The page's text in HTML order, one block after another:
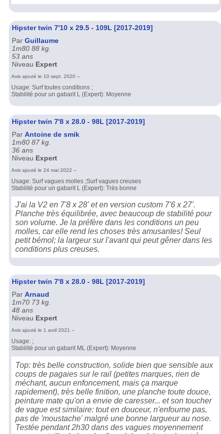
Hipster twin 7'10 x 29.5 - 109L [2017-2019]
Par Guillaume
1m80 88 kg.
53 ans
Niveau Expert
Avis ajouté le 10 sept. 2020 --
Usage: Surf toutes conditions ;
Stabilité pour un gabarit L (Expert): Moyenne
Hipster twin 7'8 x 28.0 - 98L [2017-2019]
Par Antoine de smik
1m80 87 kg.
36 ans
Niveau Expert
Avis ajouté le 24 mai 2022 --
Usage: Surf vagues molles ;Surf vagues creuses
Stabilité pour un gabarit L (Expert): Très bonne
J'ai la V2 en 7'8 x 28' et en version custom 7'6 x 27'.
Planche très équilibrée, avec beaucoup de stabilité pour
son volume. Je la préfère dans les conditions un peu
molles, car elle rend les choses très amusantes! Seul
petit bémol; la largeur sur l'avant qui peut gêner dans les
conditions plus creuses.
Hipster twin 7'8 x 28.0 - 98L [2017-2019]
Par Arnaud
1m70 73 kg.
48 ans
Niveau Expert
Avis ajouté le 1 avril 2021 --
Usage: ;
Stabilité pour un gabarit ML (Expert): Moyenne
Top: très belle construction, solide bien que sensible aux
coups de pagaies sur le rail (petites marques, rien de
méchant, aucun enfoncement, mais ça marque
rapidement), très belle finition, une planche toute douce,
peinture mate qu'on a envie de caresser... et son toucher
de vague est similaire: tout en douceur, n'enfourne pas,
pas de 'moustache' malgré une bonne largueur au nose.
Testée pendant 2h30 dans des vagues moyennement